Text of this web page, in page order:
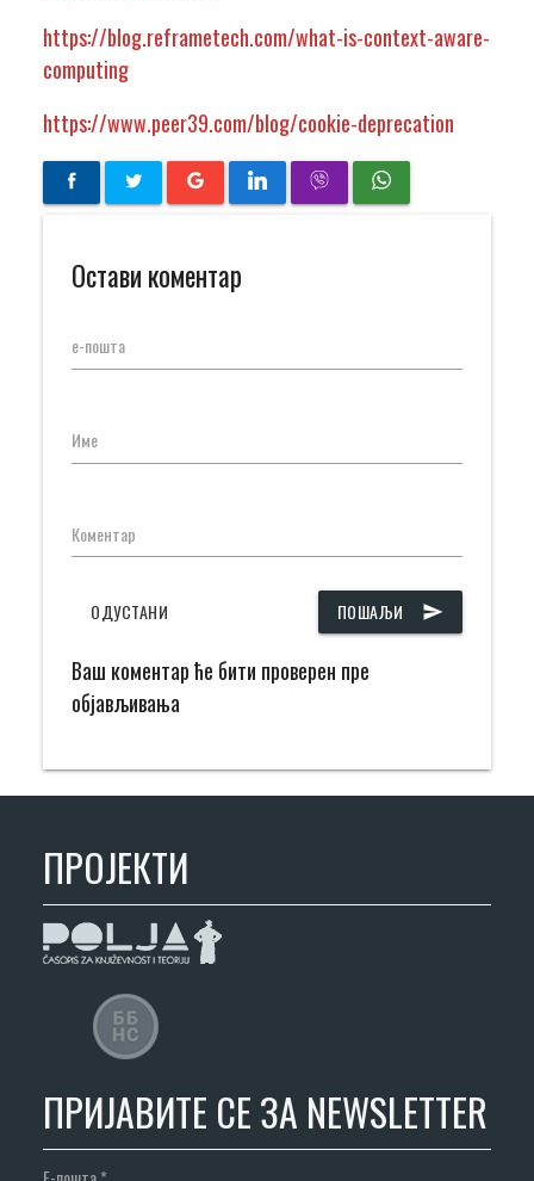
https://blog.reframetech.com/what-is-context-aware-
computing
https://www.peer39.com/blog/cookie-deprecation
Остави коментар
е-пошта
Име
Коментар
ПОШАЉИ send
ОДУСТАНИ
Ваш коментар ће бити проверен пре
објављивања
ПРОЈЕКТИ
ПРИЈАВИТЕ СЕ ЗА NEWSLETTER